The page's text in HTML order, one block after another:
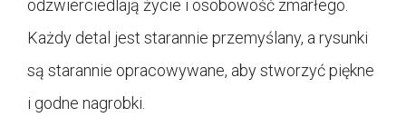
odzwierciedlają życie i osobowość zmarłego.
Każdy detal jest starannie przemyślany, a rysunki
są starannie opracowywane, aby stworzyć piękne
i godne nagrobki.